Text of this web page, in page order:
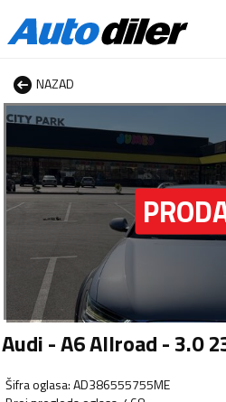
NAZAD
Audi - A6 Allroad - 3.0
Šifra oglasa:AD386555755ME